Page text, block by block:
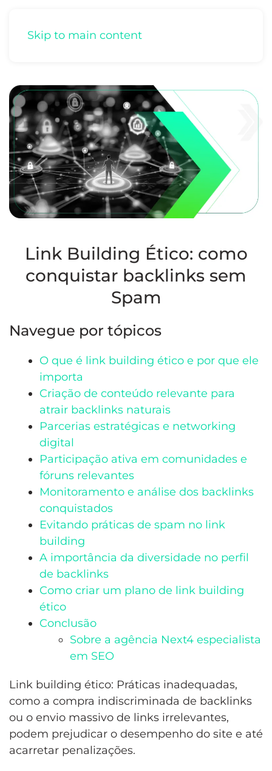
Skip to main content
Link Building Ético: como
conquistar backlinks sem
Spam
Navegue por tópicos
O que é link building ético e por que ele
importa
Criação de conteúdo relevante para
atrair backlinks naturais
Parcerias estratégicas e networking
digital
Participação ativa em comunidades e
fóruns relevantes
Monitoramento e análise dos backlinks
conquistados
Evitando práticas de spam no link
building
A importância da diversidade no perfil
de backlinks
Como criar um plano de link building
ético
Conclusão
Sobre a agência Next4 especialista
em SEO
Link building ético: Práticas inadequadas,
como a compra indiscriminada de backlinks
ou o envio massivo de links irrelevantes,
podem prejudicar o desempenho do site e até
acarretar penalizações.